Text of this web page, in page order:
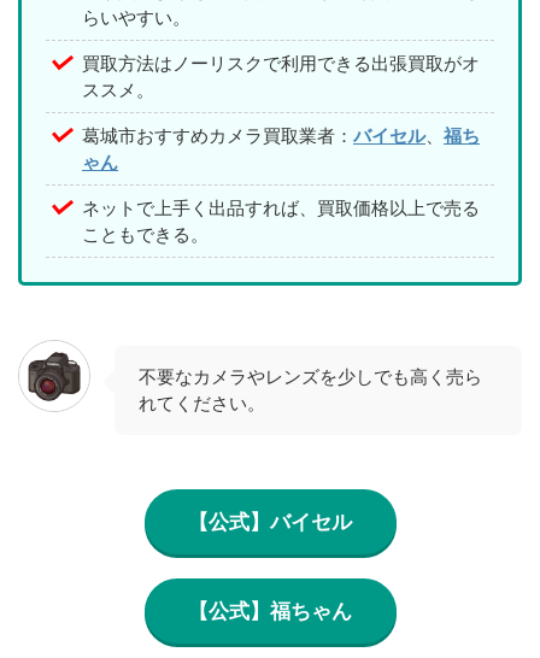
らいやすい。
買取方法はノーリスクで利用できる出張買取がオ
ススメ。
葛城市おすすめカメラ買取業者： バイセル、 福ち
ゃん
ネットで上手く出品すれば、買取価格以上で売る
こともできる。
不要なカメラやレンズを少しでも高く売ら
れてください。
【公式】バイセル
【公式】福ちゃん